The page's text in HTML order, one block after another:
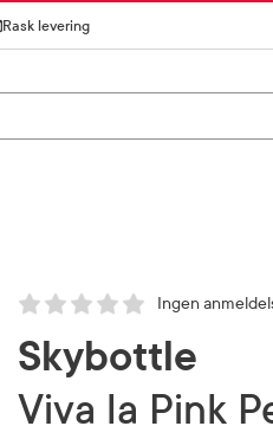
Rask levering
Ingen
Skybottle
Viva la Pink Perfumed Hair &